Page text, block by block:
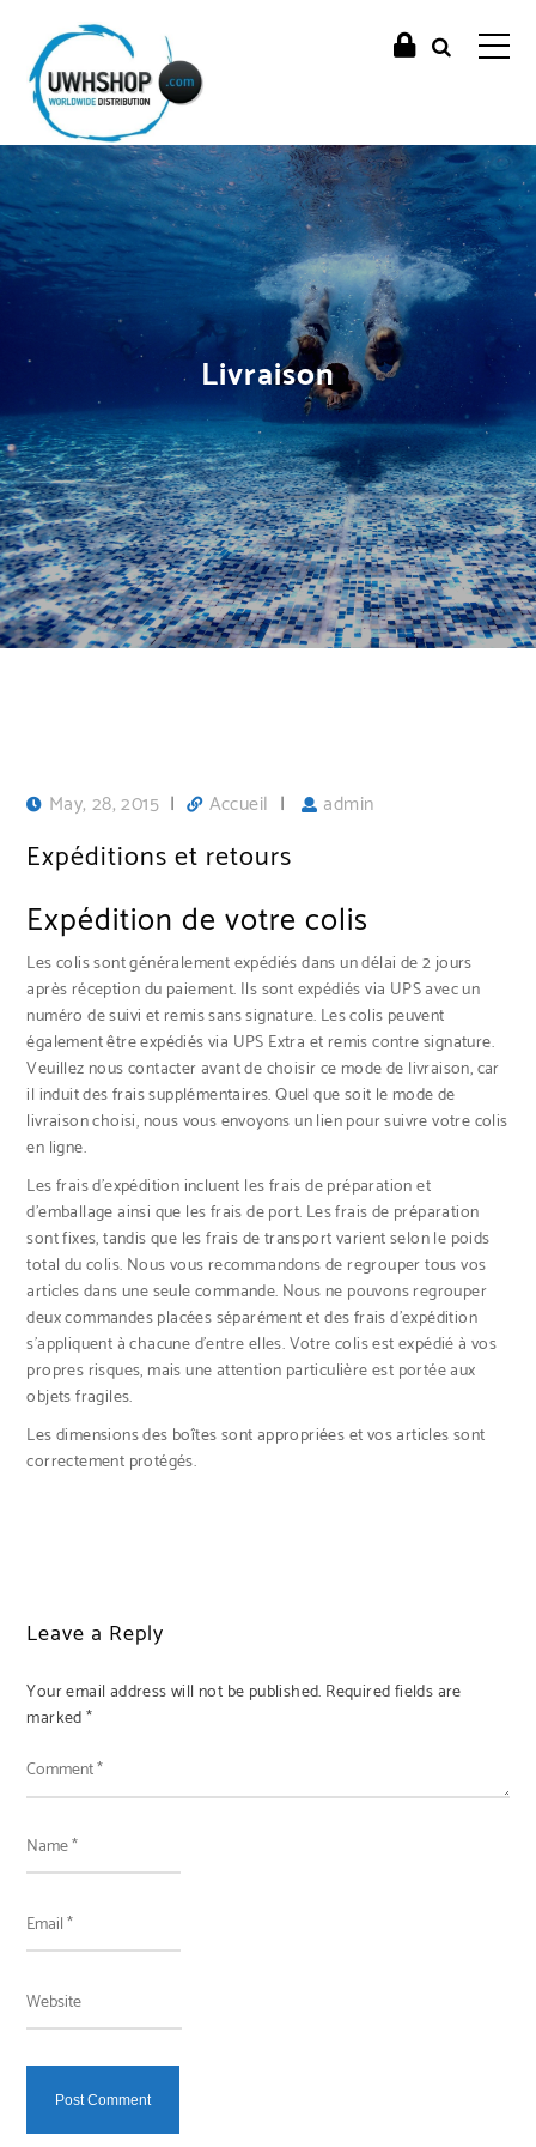
Livraison
May, 28, 2015 | Accueil | admin
Expéditions et retours
Expédition de votre colis
Les colis sont généralement expédiés dans un délai de 2 jours
après réception du paiement. Ils sont expédiés via UPS avec un
numéro de suivi et remis sans signature. Les colis peuvent
également être expédiés via UPS Extra et remis contre signature.
Veuillez nous contacter avant de choisir ce mode de livraison, car
il induit des frais supplémentaires. Quel que soit le mode de
livraison choisi, nous vous envoyons un lien pour suivre votre colis
en ligne.
Les frais d’expédition incluent les frais de préparation et
d’emballage ainsi que les frais de port. Les frais de préparation
sont fixes, tandis que les frais de transport varient selon le poids
total du colis. Nous vous recommandons de regrouper tous vos
articles dans une seule commande. Nous ne pouvons regrouper
deux commandes placées séparément et des frais d’expédition
s’appliquent à chacune d’entre elles. Votre colis est expédié à vos
propres risques, mais une attention particulière est portée aux
objets fragiles.
Les dimensions des boîtes sont appropriées et vos articles sont
correctement protégés.
Leave a Reply
Your email address will not be published. Required fields are
marked*